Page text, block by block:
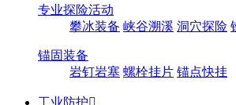
专业探险活动
攀冰装备 峡谷溯溪 洞穴探险
锚固装备
岩钉岩塞 螺栓挂片 锚点快挂
工业防护